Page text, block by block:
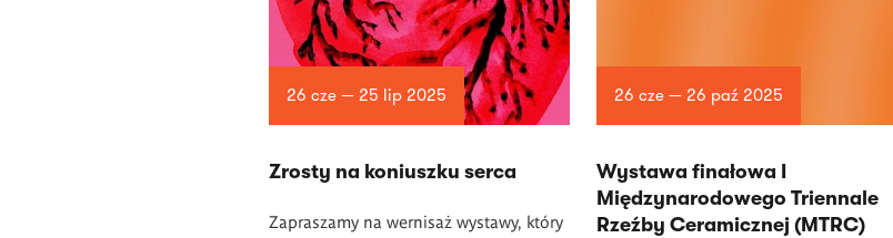
26 cze — 25 lip 2025
Zrosty na koniuszku serca
Zapraszamy na wernisaż wystawy, który
26 cze — 26 paź 2025
Wystawa finałowa I
Międzynarodowego Triennale
Rzeźby Ceramicznej (MTRC)